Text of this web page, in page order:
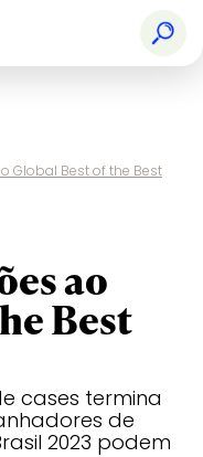
Global Best of the Best
ao
Best
cases termina
de
2023 podem